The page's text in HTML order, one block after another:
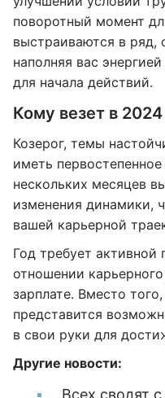
поворотный момент
выстраиваются в ряд,
наполняя вас
для начала действий.
Кому везет в
Козерог, темы
иметь
нескольких месяцев
изменения динамики,
вашей карьерной
Год требует активной
отношении
зарплате. Вместо
представится
в свои руки для
Другие новости:
Всех сводят